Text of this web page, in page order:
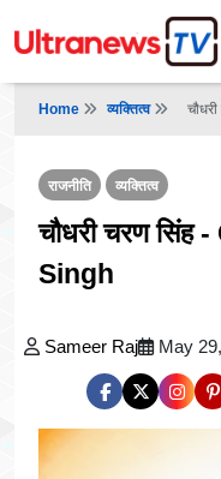
Home व्यक्तित्व
राजनीति व्यक्तित्व
चौधरी चरण
Singh
Sameer Raj May